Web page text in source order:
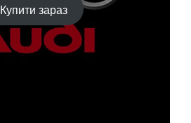
Купити зараз